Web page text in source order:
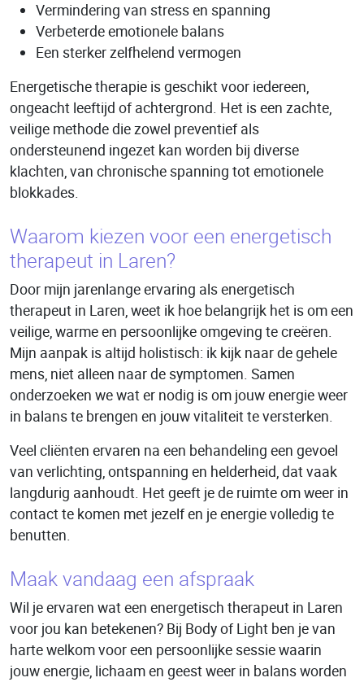
Vermindering van stress en spanning
Verbeterde emotionele balans
Een sterker zelfhelend vermogen
Energetische therapie is geschikt voor iedereen,
ongeacht leeftijd of achtergrond. Het is een zachte,
veilige methode die zowel preventief als
ondersteunend ingezet kan worden bij diverse
klachten, van chronische spanning tot emotionele
blokkades.
Waarom kiezen voor een energetisch
therapeut in Laren?
Door mijn jarenlange ervaring als energetisch
therapeut in Laren, weet ik hoe belangrijk het is om een
veilige, warme en persoonlijke omgeving te creëren.
Mijn aanpak is altijd holistisch: ik kijk naar de gehele
mens, niet alleen naar de symptomen. Samen
onderzoeken we wat er nodig is om jouw energie weer
in balans te brengen en jouw vitaliteit te versterken.
Veel cliënten ervaren na een behandeling een gevoel
van verlichting, ontspanning en helderheid, dat vaak
langdurig aanhoudt. Het geeft je de ruimte om weer in
contact te komen met jezelf en je energie volledig te
benutten.
Maak vandaag een afspraak
Wil je ervaren wat een energetisch therapeut in Laren
voor jou kan betekenen? Bij Body of Light ben je van
harte welkom voor een persoonlijke sessie waarin
jouw energie, lichaam en geest weer in balans worden